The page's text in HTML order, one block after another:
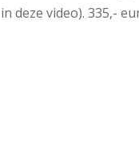
in deze video). 335,-